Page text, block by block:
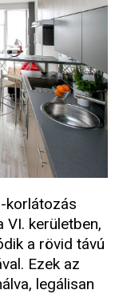
korlátozás
VI. kerületben,
a rövid távú
Ezek az
legálisan